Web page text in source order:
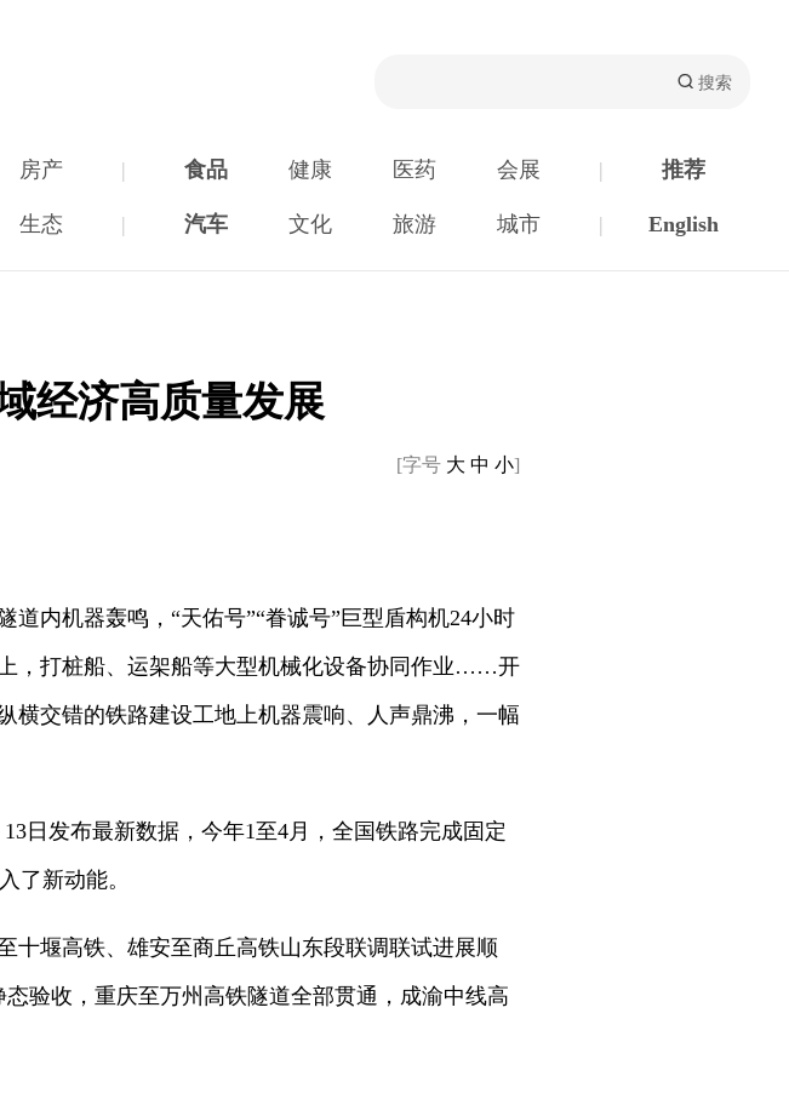
房产 | 食品 健康 医药 会展 | 推荐
生态 | 汽车 文化 旅游 城市 | English
经济高质量发展
[字号 大 中 小]
内机器轰鸣，“天佑号”“眷诚号”巨型盾构机24小时
，打桩船、运架船等大型机械化设备协同作业……开
横交错的铁路建设工地上机器震响、人声鼎沸，一幅
日发布最新数据，今年1至4月，全国铁路完成固定
了新动能。
十堰高铁、雄安至商丘高铁山东段联调联试进展顺
验收，重庆至万州高铁隧道全部贯通，成渝中线高